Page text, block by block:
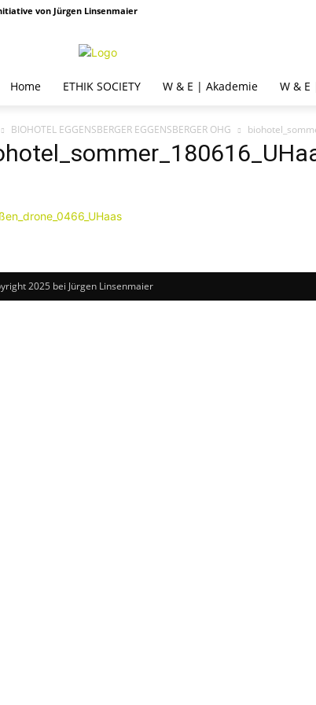
von Jürgen Linsenmaier
Home ETHIK SOCIETY W & E | Akademie W & E
BIOHOTEL EGGENSBERGER EGGENSBERGER OHG
2025 bei Jürgen Linsenmaier